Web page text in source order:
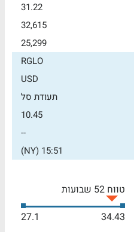
31.22
32,615
25,299
RGLO
USD
תעודת סל
10.45
--
15:51 (NY)
טווח 52 שבועות
34.43
27.1